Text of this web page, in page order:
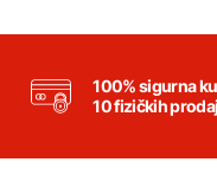
100% sigurna
10 fizičkih